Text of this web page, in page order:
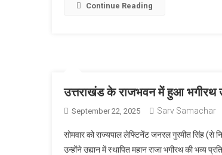
Continue Reading
उत्तराखंड के राजभवन में हुआ भगीरथ
September 22, 2025 Sarv Samachar
सोमवार को राज्यपाल लेफ्टिनेंट जनरल गुरमीत सिंह (से
उन्होंने उद्यान में स्थापित महान राजा भगीरथ की भव्य